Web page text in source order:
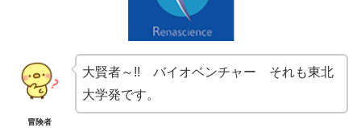
冒険者
大賢者～!! バイオベンチャー それも東北
大学発です。